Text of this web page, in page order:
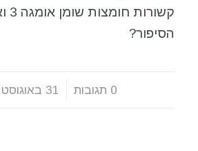
הסיפור?
0 תגובות
/ 31 באוגוסט 2020